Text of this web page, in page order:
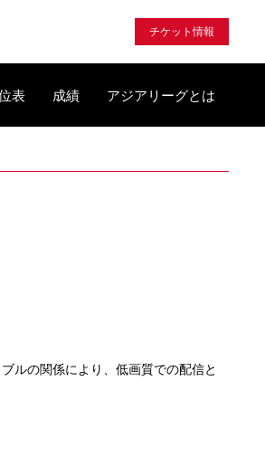
チケット情報
表 成績 アジアリーグとは
ルの関係により、低画質での配信と